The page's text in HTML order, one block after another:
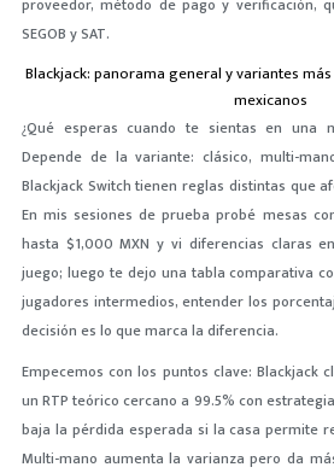
proveedor, método de pago y verificación,
SEGOB y SAT.
Blackjack: panorama general y variantes
mexicanos
¿Qué esperas cuando te sientas en una
Depende de la variante: clásico, multi-
Blackjack Switch tienen reglas distintas que
En mis sesiones de prueba probé mesas
hasta $1,000 MXN y vi diferencias claras
juego; luego te dejo una tabla comparativa
jugadores intermedios, entender los
decisión es lo que marca la diferencia.
Empecemos con los puntos clave: Blackjack
un RTP teórico cercano a 99.5% con
baja la pérdida esperada si la casa permite
Multi-mano aumenta la varianza pero da